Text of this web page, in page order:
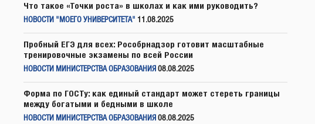
Что такое «Точки роста» в школах и как ими руководить?
НОВОСТИ "МОЕГО УНИВЕРСИТЕТА" 11.08.2025
Пробный ЕГЭ для всех: Рособрнадзор готовит масштабные
тренировочные экзамены по всей России
НОВОСТИ МИНИСТЕРСТВА ОБРАЗОВАНИЯ 08.08.2025
Форма по ГОСТу: как единый стандарт может стереть границы
между богатыми и бедными в школе
НОВОСТИ МИНИСТЕРСТВА ОБРАЗОВАНИЯ 08.08.2025